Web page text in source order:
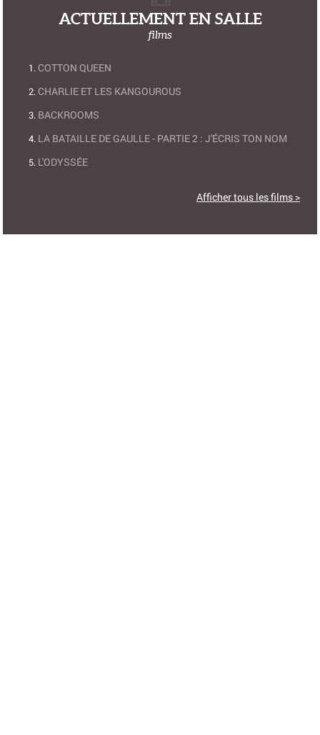
ACTUELLEMENT EN SALLE
films
COTTON QUEEN
CHARLIE ET LES KANGOUROUS
BACKROOMS
LA BATAILLE DE GAULLE - PARTIE 2 : J'ÉCRIS TON NOM
L'ODYSSÉE
Afficher tous les films >